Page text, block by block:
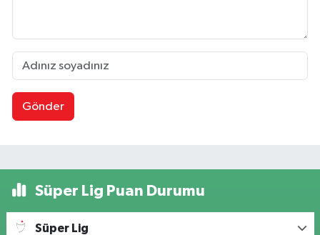
Gönder
Süper Lig Puan Durumu
Süper Lig